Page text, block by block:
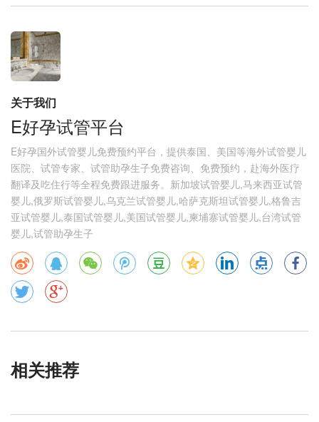
关于我们
E好孕试管平台
E好孕国外试管婴儿免费预约平台，提供泰国、美国等海外试管婴儿
医院、试管专家、试管助孕生子免费咨询、免费预约，赴海外医疗
翻译及吃住行等全程免费跟进服务。新加坡试管婴儿,马来西亚试管
婴儿,俄罗斯试管婴儿,乌克兰试管婴儿,哈萨克斯坦试管婴儿,格鲁吉
亚试管婴儿,泰国试管婴儿,美国试管婴儿,柬埔寨试管婴儿,台湾试管
婴儿,试管助孕生子
相关推荐